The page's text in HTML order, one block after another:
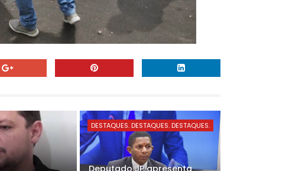
DESTAQUES. DESTAQUES. DESTAQUES.
Deputado JP apresenta